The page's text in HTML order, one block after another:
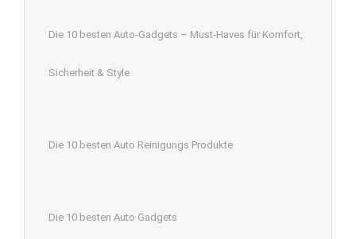
Die 10 besten Auto-Gadgets – Must-Haves für Komfort,
Sicherheit & Style
Die 10 besten Auto Reinigungs Produkte
Die 10 besten Auto Gadgets